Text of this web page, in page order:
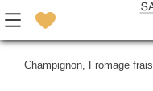
Champignon, Fromage frais